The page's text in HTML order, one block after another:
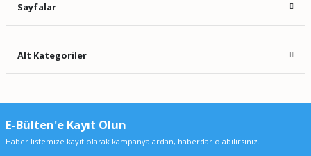
Sayfalar
Alt Kategoriler
E-Bülten'e Kayıt Olun
Haber listemize kayıt olarak kampanyalardan, haberdar olabilirsiniz.